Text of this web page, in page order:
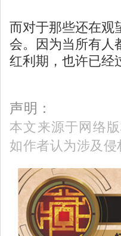
而对于那些还在观
会。因为当所有人
红利期，也许已经
声明：
本文来源于网络
如作者认为涉及